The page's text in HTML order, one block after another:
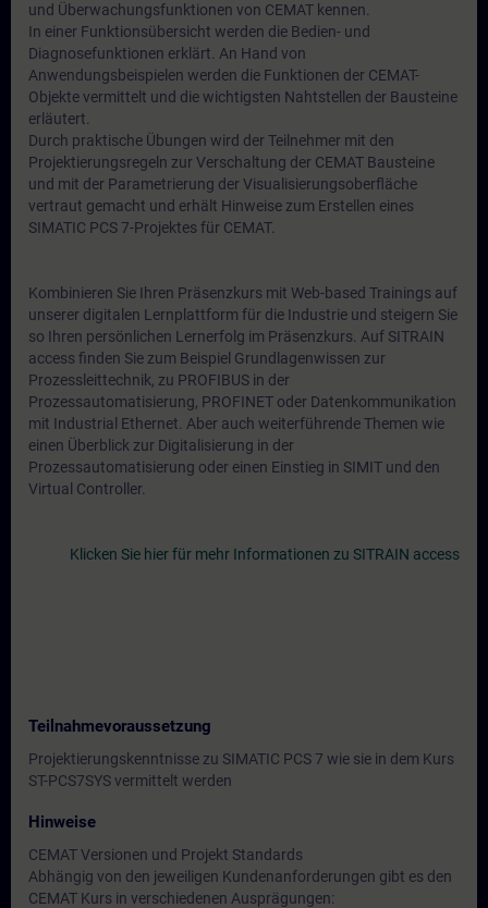
und Überwachungsfunktionen von CEMAT kennen.
In einer Funktionsübersicht werden die Bedien- und
Diagnosefunktionen erklärt. An Hand von
Anwendungsbeispielen werden die Funktionen der CEMAT-
Objekte vermittelt und die wichtigsten Nahtstellen der Bausteine
erläutert.
Durch praktische Übungen wird der Teilnehmer mit den
Projektierungsregeln zur Verschaltung der CEMAT Bausteine
und mit der Parametrierung der Visualisierungsoberfläche
vertraut gemacht und erhält Hinweise zum Erstellen eines
SIMATIC PCS 7-Projektes für CEMAT.
Kombinieren Sie Ihren Präsenzkurs mit Web-based Trainings auf
unserer digitalen Lernplattform für die Industrie und steigern Sie
so Ihren persönlichen Lernerfolg im Präsenzkurs. Auf SITRAIN
access finden Sie zum Beispiel Grundlagenwissen zur
Prozessleittechnik, zu PROFIBUS in der
Prozessautomatisierung, PROFINET oder Datenkommunikation
mit Industrial Ethernet. Aber auch weiterführende Themen wie
einen Überblick zur Digitalisierung in der
Prozessautomatisierung oder einen Einstieg in SIMIT und den
Virtual Controller.
Klicken Sie hier für mehr Informationen zu SITRAIN access
Teilnahmevoraussetzung
Projektierungskenntnisse zu SIMATIC PCS 7 wie sie in dem Kurs
ST-PCS7SYS vermittelt werden
Hinweise
CEMAT Versionen und Projekt Standards
Abhängig von den jeweiligen Kundenanforderungen gibt es den
CEMAT Kurs in verschiedenen Ausprägungen: